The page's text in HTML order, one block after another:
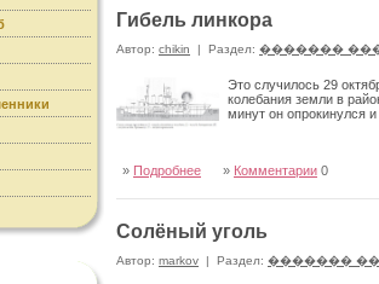
Гибель линкора
Автор: chikin | Раздел: �������
Это случилось 29
колебания земли в
минут он опрокинулся
» Подробнее » Комментарии 0
Солёный уголь
Автор: markov | Раздел: �������